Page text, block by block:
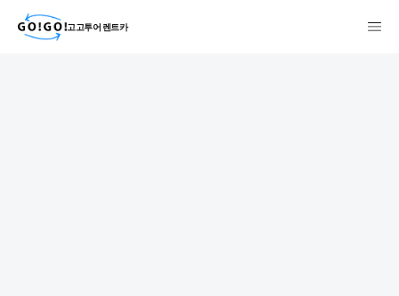
고고투어 렌트카